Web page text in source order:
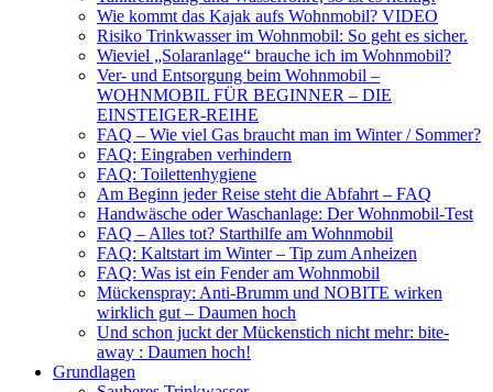
Wie kommt das Kajak aufs Wohnmobil? VIDEO
Risiko Trinkwasser im Wohnmobil: So geht es sicher.
Wieviel „Solaranlage“ brauche ich im Wohnmobil?
Ver- und Entsorgung beim Wohnmobil –
WOHNMOBIL FÜR BEGINNER – DIE
EINSTEIGER-REIHE
FAQ – Wie viel Gas braucht man im Winter / Sommer?
FAQ: Eingraben verhindern
FAQ: Toilettenhygiene
Am Beginn jeder Reise steht die Abfahrt – FAQ
Handwäsche oder Waschanlage: Der Wohnmobil-Test
FAQ – Alles tot? Starthilfe am Wohnmobil
FAQ: Kaltstart im Winter – Tip zum Anheizen
FAQ: Was ist ein Fender am Wohnmobil
Mückenspray: Anti-Brumm und NOBITE wirken
wirklich gut – Daumen hoch
Und schon juckt der Mückenstich nicht mehr: bite-
away : Daumen hoch!
Grundlagen